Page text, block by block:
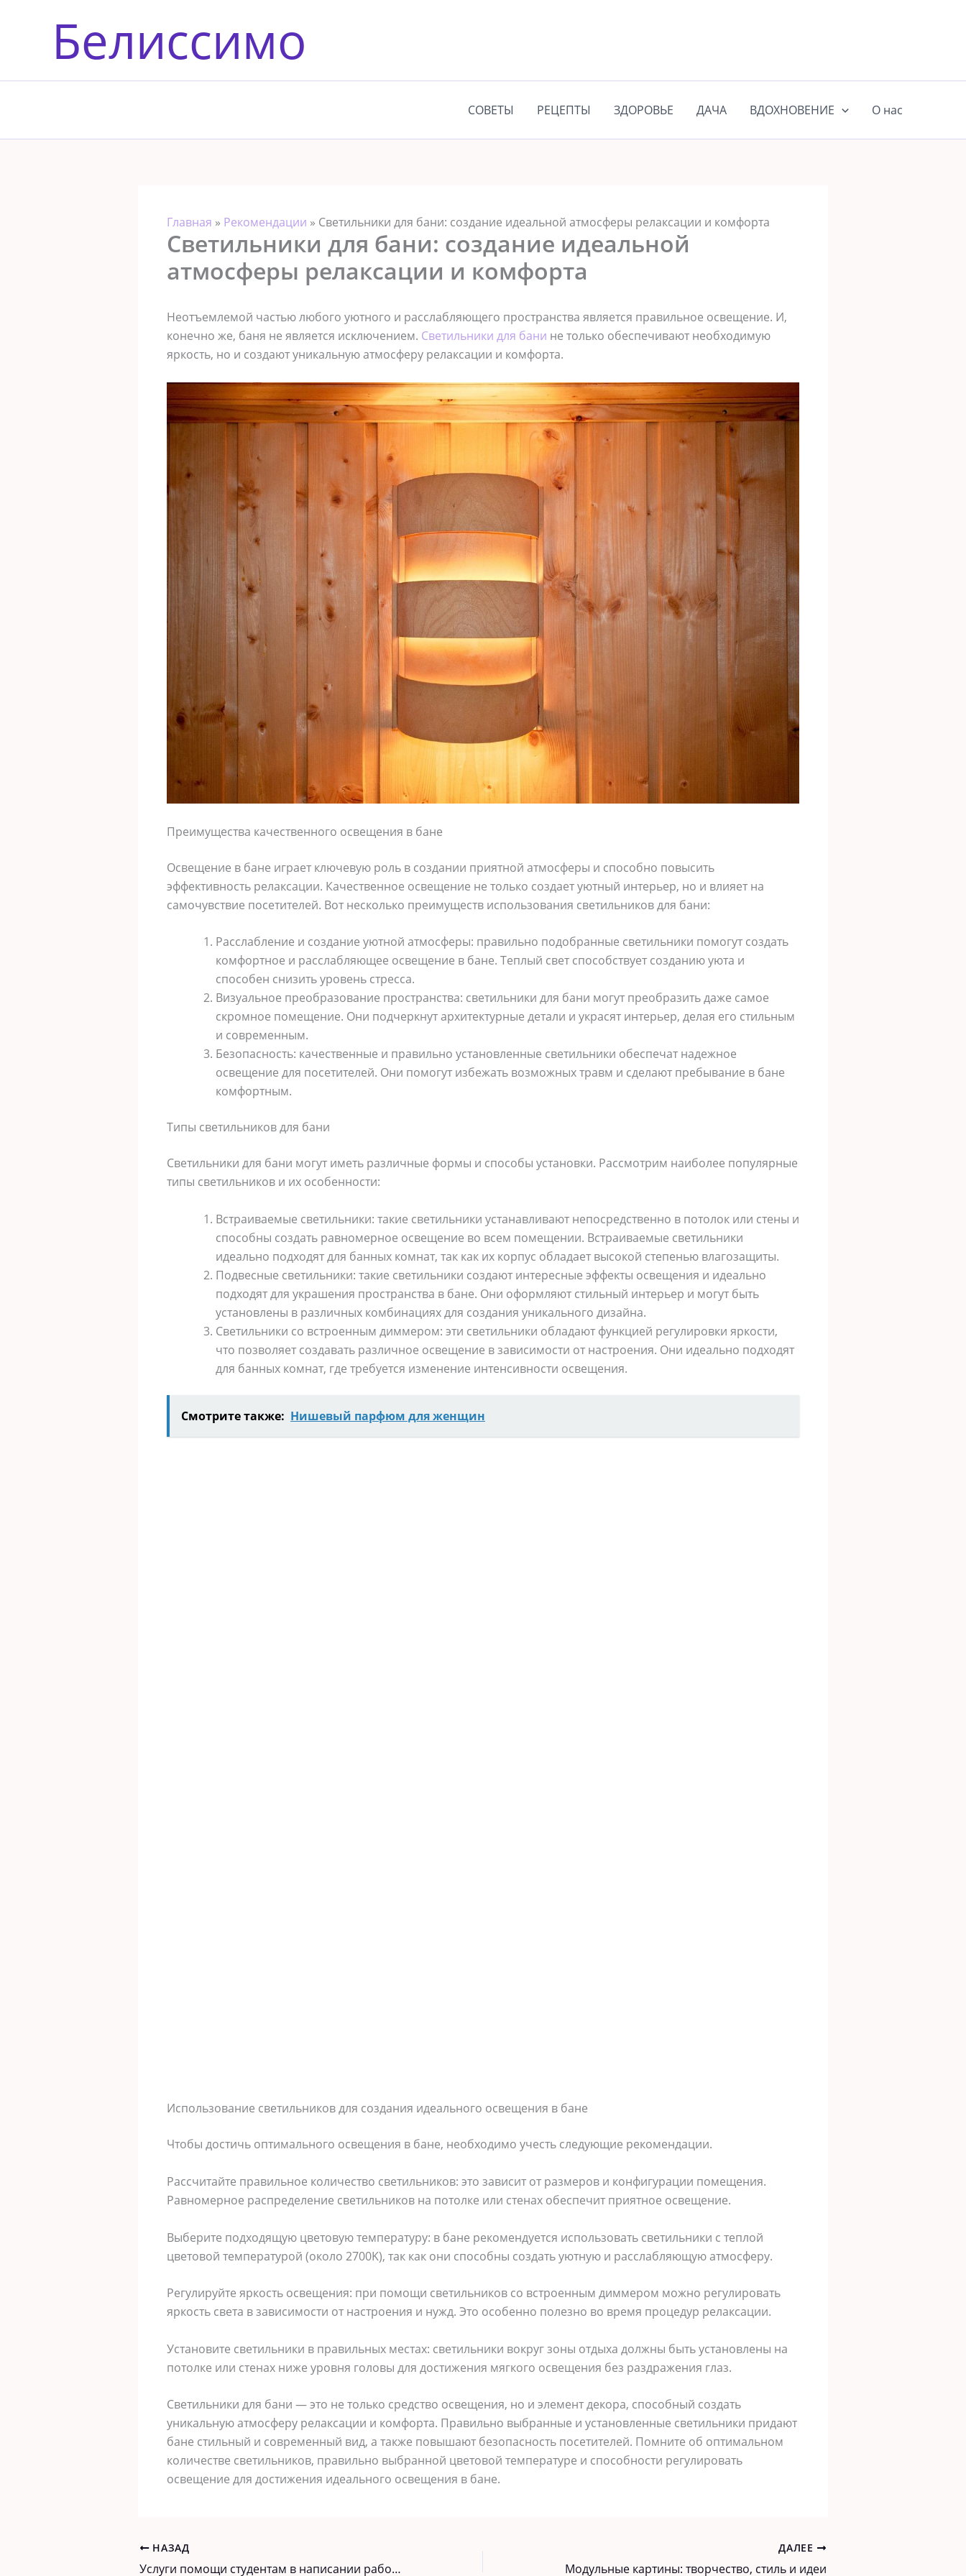
содержимомуБелиссимо
СОВЕТЫ РЕЦЕПТЫ ЗДОРОВЬЕ ДАЧА ВДОХНОВЕНИЕ О нас
Главная » Рекомендации » Светильники для бани: создание идеальной атмосферы релаксации и комфорта
Светильники для бани: создание идеальной
атмосферы релаксации и комфорта
Неотъемлемой частью любого уютного и расслабляющего пространства является правильное освещение. И,
конечно же, баня не является исключением. Светильники для бани не только обеспечивают необходимую
яркость, но и создают уникальную атмосферу релаксации и комфорта.
Преимущества качественного освещения в бане
Освещение в бане играет ключевую роль в создании приятной атмосферы и способно повысить
эффективность релаксации. Качественное освещение не только создает уютный интерьер, но и влияет на
самочувствие посетителей. Вот несколько преимуществ использования светильников для бани:
Расслабление и создание уютной атмосферы: правильно подобранные светильники помогут создать
комфортное и расслабляющее освещение в бане. Теплый свет способствует созданию уюта и
способен снизить уровень стресса.
Визуальное преобразование пространства: светильники для бани могут преобразить даже самое
скромное помещение. Они подчеркнут архитектурные детали и украсят интерьер, делая его стильным
и современным.
Безопасность: качественные и правильно установленные светильники обеспечат надежное
освещение для посетителей. Они помогут избежать возможных травм и сделают пребывание в бане
комфортным.
Типы светильников для бани
Светильники для бани могут иметь различные формы и способы установки. Рассмотрим наиболее популярные
типы светильников и их особенности:
Встраиваемые светильники: такие светильники устанавливают непосредственно в потолок или стены и
способны создать равномерное освещение во всем помещении. Встраиваемые светильники
идеально подходят для банных комнат, так как их корпус обладает высокой степенью влагозащиты.
Подвесные светильники: такие светильники создают интересные эффекты освещения и идеально
подходят для украшения пространства в бане. Они оформляют стильный интерьер и могут быть
установлены в различных комбинациях для создания уникального дизайна.
Светильники со встроенным диммером: эти светильники обладают функцией регулировки яркости,
что позволяет создавать различное освещение в зависимости от настроения. Они идеально подходят
для банных комнат, где требуется изменение интенсивности освещения.
Смотрите также: Нишевый парфюм для женщин
Использование светильников для создания идеального освещения в бане
Чтобы достичь оптимального освещения в бане, необходимо учесть следующие рекомендации.
Рассчитайте правильное количество светильников: это зависит от размеров и конфигурации помещения.
Равномерное распределение светильников на потолке или стенах обеспечит приятное освещение.
Выберите подходящую цветовую температуру: в бане рекомендуется использовать светильники с теплой
цветовой температурой (около 2700K), так как они способны создать уютную и расслабляющую атмосферу.
Регулируйте яркость освещения: при помощи светильников со встроенным диммером можно регулировать
яркость света в зависимости от настроения и нужд. Это особенно полезно во время процедур релаксации.
Установите светильники в правильных местах: светильники вокруг зоны отдыха должны быть установлены на
потолке или стенах ниже уровня головы для достижения мягкого освещения без раздражения глаз.
Светильники для бани — это не только средство освещения, но и элемент декора, способный создать
уникальную атмосферу релаксации и комфорта. Правильно выбранные и установленные светильники придают
бане стильный и современный вид, а также повышают безопасность посетителей. Помните об оптимальном
количестве светильников, правильно выбранной цветовой температуре и способности регулировать
освещение для достижения идеального освещения в бане.
НАЗАД
Услуги помощи студентам в написании работ как эффективный способ поддержать обучающихся
ДАЛЕЕ
Модульные картины: творчество, стиль и идеи